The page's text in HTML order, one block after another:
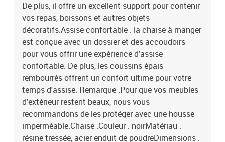
De plus, il offre un excellent support pour contenir
vos repas, boissons et autres objets
décoratifs.Assise confortable : la chaise à manger
est conçue avec un dossier et des accoudoirs
pour vous offrir une expérience d'assise
confortable. De plus, les coussins épais
rembourrés offrent un confort ultime pour votre
temps d'assise. Remarque :Pour que vos meubles
d'extérieur restent beaux, nous vous
recommandons de les protéger avec une housse
imperméable.Chaise :Couleur : noirMatériau :
résine tressée, acier enduit de poudreDimensions :